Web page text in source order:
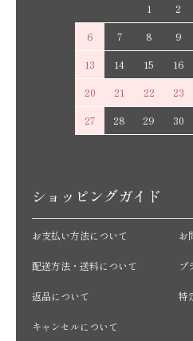
1
2
6
7 8 9
13
14 15 16
20
21 22 23
27
28 29 30
ショッピングガイド
お支払い方法について
配送方法・送料について
返品について
キャンセルについて
お
プ
特